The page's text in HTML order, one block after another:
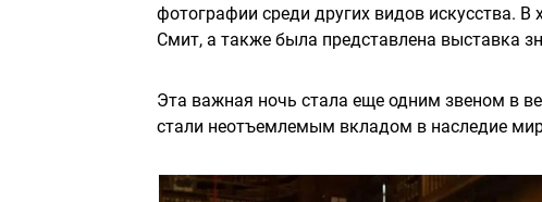
фотографии среди других видов искусства.
Смит, а также была представлена выставка
Эта важная ночь стала еще одним звеном в
стали неотъемлемым вкладом в наследие